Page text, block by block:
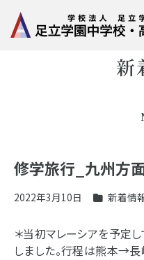
新
修学旅行_九州方
2022年3月10日 新着情
＊当初マレーシアを予定
しました。行程は熊本→